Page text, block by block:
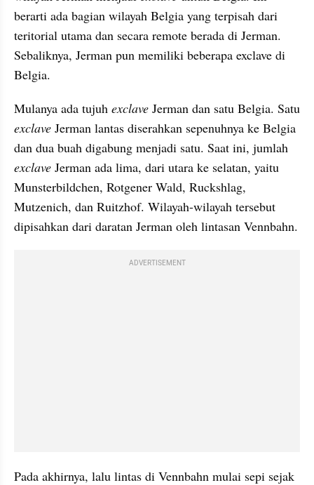
berarti ada bagian wilayah Belgia yang terpisah dari
teritorial utama dan secara remote berada di Jerman.
Sebaliknya, Jerman pun memiliki beberapa exclave di
Belgia.
Mulanya ada tujuh exclave
exclave Jerman lantas diserahkan sepenuhnya ke Belgia
exclave Jerman ada lima, dari utara ke selatan, yaitu
Munsterbildchen, Rotgener Wald, Ruckshlag,
Mutzenich, dan Ruitzhof. Wilayah-wilayah tersebut
dipisahkan dari daratan Jerman oleh lintasan Vennbahn.
ADVERTISEMENT
Pada akhirnya, lalu lintas di Vennbahn mulai sepi sejak